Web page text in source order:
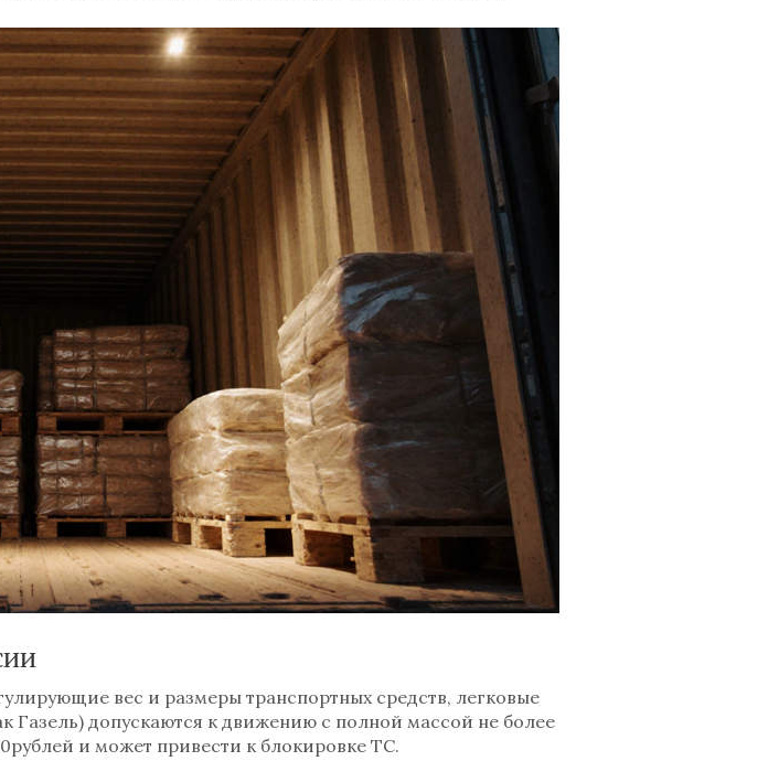
вес и размеры транспортных средств, легковые
Газель) допускаются к движению с полной массой не более
и может привести к блокировке ТС.